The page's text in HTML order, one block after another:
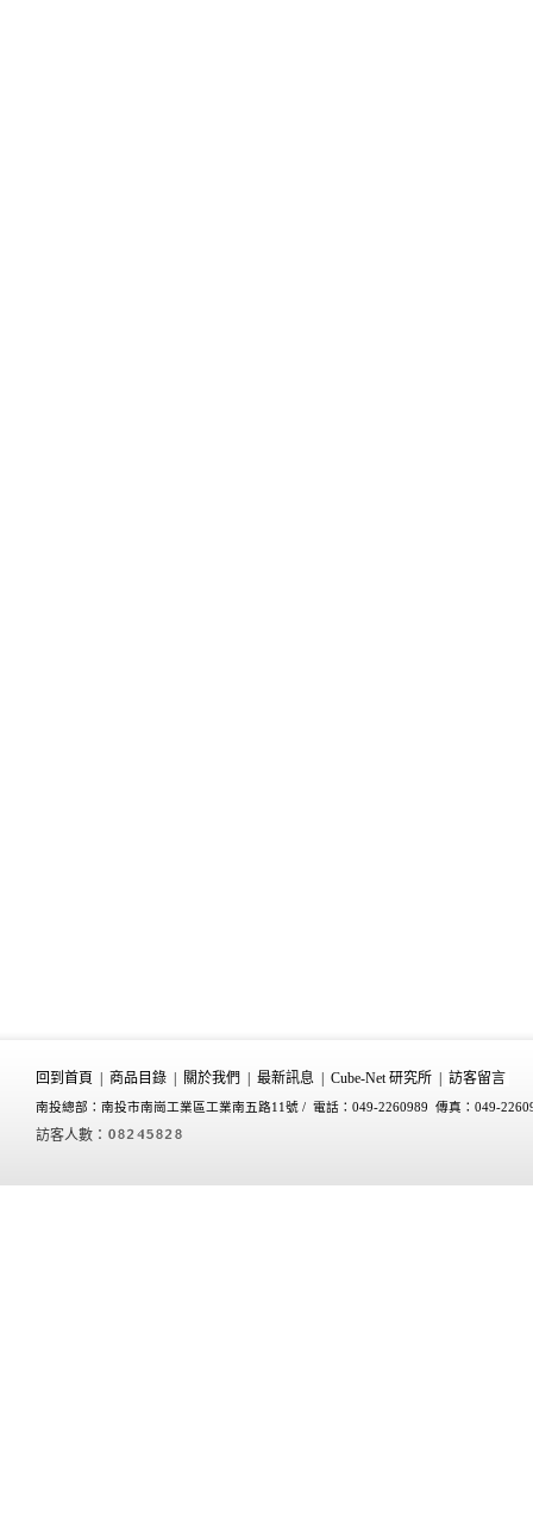
回到首頁 商品目錄 關於我們 最新訊息 Cube-Net 研究所 訪客留言
南投總部：南投市南崗工業區工業南五路11號 / 電話：049-2260989 傳真：049-
訪客人數：